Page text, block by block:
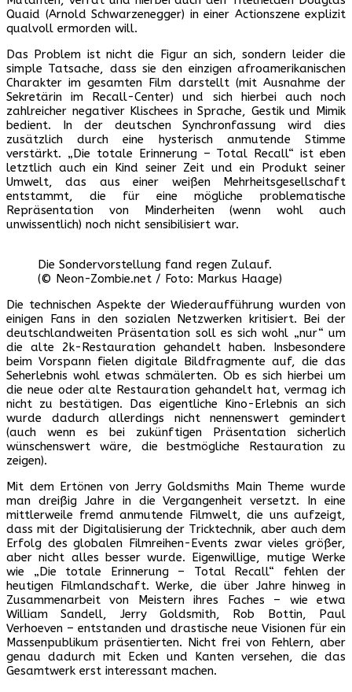
Quaid (Arnold Schwarzenegger) in einer Actionszene explizit
qualvoll ermorden will.
Das Problem ist nicht die Figur an sich, sondern leider die
simple Tatsache, dass sie den einzigen afroamerikanischen
Charakter im gesamten Film darstellt (mit Ausnahme der
Sekretärin im Recall-Center) und sich hierbei auch noch
zahlreicher negativer Klischees in Sprache, Gestik und Mimik
bedient. In der deutschen Synchronfassung wird dies
zusätzlich durch eine hysterisch anmutende Stimme
verstärkt. „Die totale Erinnerung – Total Recall“ ist eben
letztlich auch ein Kind seiner Zeit und ein Produkt seiner
Umwelt, das aus einer weißen Mehrheitsgesellschaft
entstammt, die für eine mögliche problematische
Repräsentation von Minderheiten (wenn wohl auch
unwissentlich) noch nicht sensibilisiert war.
Die Sondervorstellung fand regen Zulauf.
(© Neon-Zombie.net / Foto: Markus Haage)
Die technischen Aspekte der Wiederaufführung wurden von
einigen Fans in den sozialen Netzwerken kritisiert. Bei der
deutschlandweiten Präsentation soll es sich wohl „nur“ um
die alte 2k-Restauration gehandelt haben. Insbesondere
beim Vorspann fielen digitale Bildfragmente auf, die das
Seherlebnis wohl etwas schmälerten. Ob es sich hierbei um
die neue oder alte Restauration gehandelt hat, vermag ich
nicht zu bestätigen. Das eigentliche Kino-Erlebnis an sich
wurde dadurch allerdings nicht nennenswert gemindert
(auch wenn es bei zukünftigen Präsentation sicherlich
wünschenswert wäre, die bestmögliche Restauration zu
zeigen).
Mit dem Ertönen von Jerry Goldsmiths Main Theme wurde
man dreißig Jahre in die Vergangenheit versetzt. In eine
mittlerweile fremd anmutende Filmwelt, die uns aufzeigt,
dass mit der Digitalisierung der Tricktechnik, aber auch dem
Erfolg des globalen Filmreihen-Events zwar vieles größer,
aber nicht alles besser wurde. Eigenwillige, mutige Werke
wie „Die totale Erinnerung – Total Recall“ fehlen der
heutigen Filmlandschaft. Werke, die über Jahre hinweg in
Zusammenarbeit von Meistern ihres Faches – wie etwa
William Sandell, Jerry Goldsmith, Rob Bottin, Paul
Verhoeven – entstanden und drastische neue Visionen für ein
Massenpublikum präsentierten. Nicht frei von Fehlern, aber
genau dadurch mit Ecken und Kanten versehen, die das
Gesamtwerk erst interessant machen.